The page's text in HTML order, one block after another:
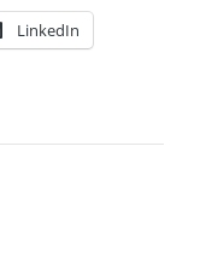
LinkedIn